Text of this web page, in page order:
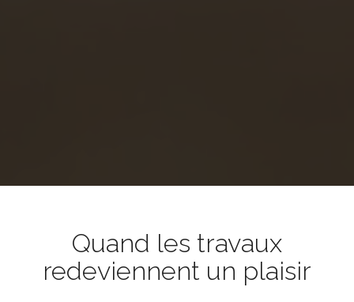
Quand les travaux
redeviennent un plaisir